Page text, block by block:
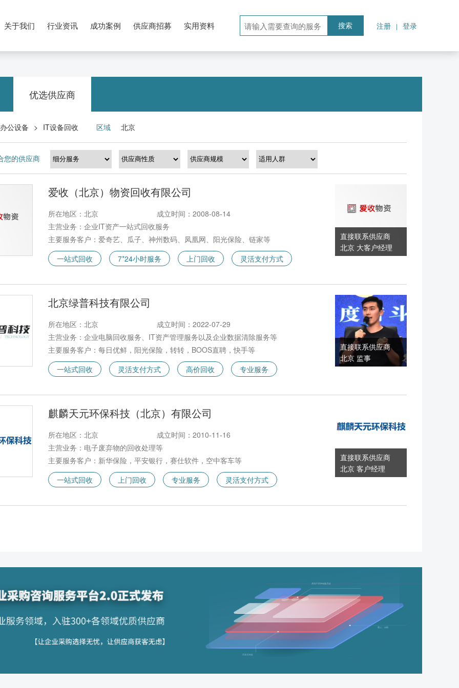
关于我们 行业资讯 成功案例 供应商招募 实用资料 搜索 注册 | 登录
优选供应商
办公设备 > IT设备回收 区域 北京
您的供应商
爱收（北京）物资回收有限公司
所在地区：北京
成立时间：2008-08-14
主营业务：企业IT资产一站式回收服务
主要服务客户：爱奇艺、瓜子、神州数码、凤凰网、阳光保险、链家等
一站式回收
7*24小时服务 上门回收 灵活支付方式
直接联系供应商
北京 大客户经理
北京绿普科技有限公司
所在地区：北京
成立时间：2022-07-29
主营业务：企业电脑回收服务、IT资产管理服务以及企业数据清除服务等
主要服务客户：每日优鲜，阳光保险，转转，BOOS直聘，快手等
一站式回收
灵活支付方式 高价回收 专业服务
直接联系供应商
北京 监事
麒麟天元环保科技（北京）有限公司
所在地区：北京
成立时间：2010-11-16
主营业务：电子废弃物的回收处理等
主要服务客户：新华保险，平安银行，赛仕软件，空中客车等
一站式回收
上门回收 专业服务 灵活支付方式
直接联系供应商
北京 客户经理